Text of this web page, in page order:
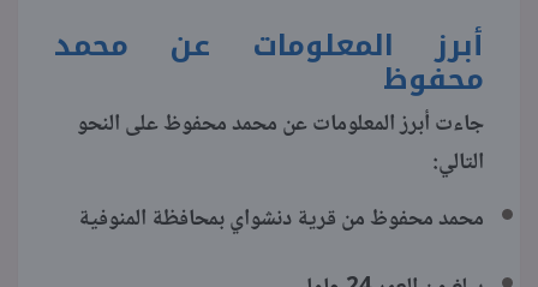
أبرز المعلومات عن محمد
محفوظ
جاءت أبرز المعلومات عن محمد محفوظ على النحو
التالي:
محمد محفوظ من قرية دنشواي بمحافظة المنوفية